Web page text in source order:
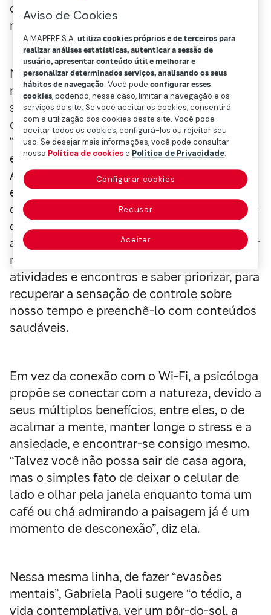
consequências nos níveis emocional e das
relações, de acordo com a especialista.
Neste contexto, a prevenção é ainda mais
necessária. Para criar hábitos digitais
saudáveis, Gabriela Paoli enfatiza a gestão
do tempo e propõe que o leitor elabore uma
“auditoria pessoal para analisar a que coisas
estamos dedicando nosso tempo valioso.
Assim, podemos estar conscientes de que
existe um problema e, com essa
consciência, devemos estabelecer um plano
de ação”, explica. Um plano que consiste em
aplicar diferentes estratégias, como reservar
momentos para se desconectar, planejar
atividades e encontros e saber priorizar, para
recuperar a sensação de controle sobre
nosso tempo e preenchê-lo com conteúdos
saudáveis.
Em vez da conexão com o Wi-Fi, a psicóloga
propõe se conectar com a natureza, devido a
seus múltiplos benefícios, entre eles, o de
acalmar a mente, manter longe o stress e a
ansiedade, e encontrar-se consigo mesmo.
“Talvez você não possa sair de casa agora,
mas o simples fato de deixar o celular de
lado e olhar pela janela enquanto toma um
café ou chá admirando a paisagem já é um
momento de desconexão”, diz ela.
Nessa mesma linha, de fazer “evasões
mentais”, Gabriela Paoli sugere “o tédio, a
vida contemplativa, ver um pôr-do-sol, a
Aviso de Cookies
A MAPFRE S.A.utiliza cookies próprios e de terceiros para
realizar análises estatísticas, autenticar a sessão de
usuário, apresentar conteúdo útil e melhorar e
personalizar determinados serviços, analisando os seus
hábitos de navegação. Você podeconfigurar esses
cookies, podendo, nesse caso, limitar a navegação e os
serviços do site. Se você aceitar os cookies, consentirá
com a utilização dos cookies deste site. Você pode
aceitar todos os cookies, configurá-los ou rejeitar seu
uso. Se desejar mais informações, você pode consultar
nossa Política de cookiese Política de Privacidade.
Configurar cookies
Recusar
Aceitar